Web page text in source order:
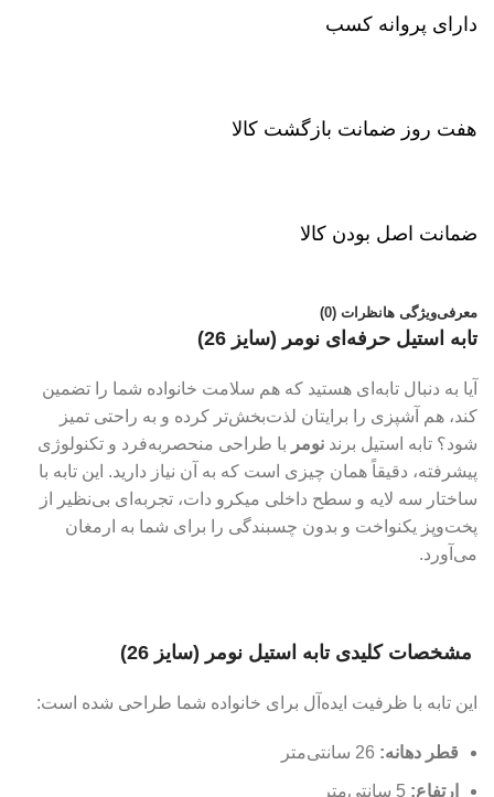
دارای پروانه کسب
هفت روز ضمانت بازگشت کالا
ضمانت اصل بودن کالا
معرفیویژگی هانظرات (0)
تابه استیل حرفه‌ای نومر (سایز 26)
آیا به دنبال تابه‌ای هستید که هم سلامت خانواده شما را تضمین
کند، هم آشپزی را برایتان لذت‌بخش‌تر کرده و به راحتی تمیز
شود؟ تابه استیل برند نومر با طراحی منحصربه‌فرد و تکنولوژی
پیشرفته، دقیقاً همان چیزی است که به آن نیاز دارید. این تابه با
ساختار سه لایه و سطح داخلی میکرو دات، تجربه‌ای بی‌نظیر از
پخت‌وپز یکنواخت و بدون چسبندگی را برای شما به ارمغان
می‌آورد.
مشخصات کلیدی تابه استیل نومر (سایز 26)
این تابه با ظرفیت ایده‌آل برای خانواده شما طراحی شده است:
قطر دهانه:
ارتفاع: